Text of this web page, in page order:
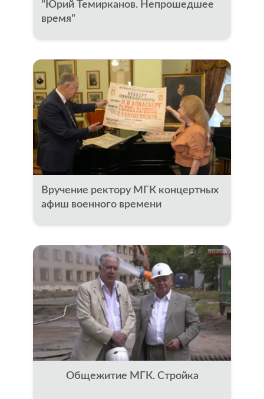
"Юрий Темирканов. Непрошедшее
время"
Вручение ректору МГК концертных
афиш военного времени
Общежитие МГК. Стройка